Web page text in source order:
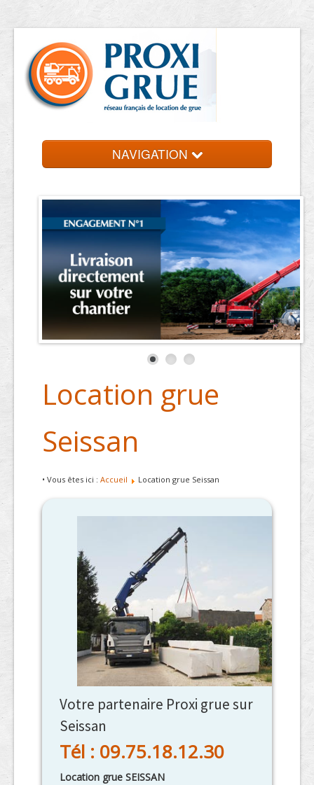
NAVIGATION
Location grue
Seissan
• Vous êtes ici : Accueil Location grue Seissan
Votre partenaire Proxi grue sur
Seissan
Tél : 09.75.18.12.30
Location grue SEISSAN